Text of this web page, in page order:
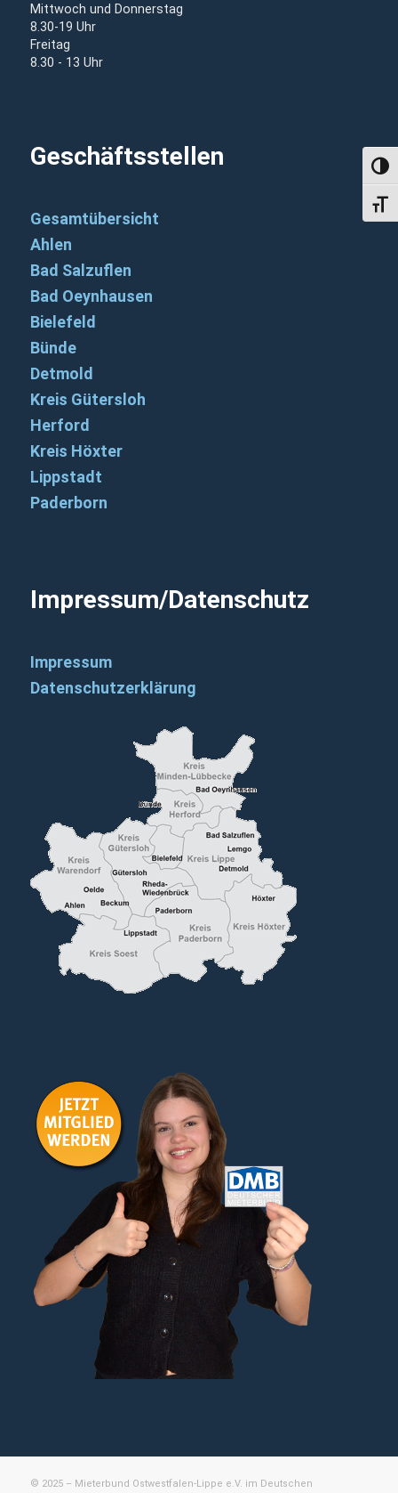
Mittwoch und Donnerstag
8.30-19 Uhr
Freitag
8.30 - 13 Uhr
Geschäftsstellen
Gesamtübersicht
Ahlen
Bad Salzuflen
Bad Oeynhausen
Bielefeld
Bünde
Detmold
Kreis Gütersloh
Herford
Kreis Höxter
Lippstadt
Paderborn
Impressum/Datenschutz
Impressum
Datenschutzerklärung
© 2025 – Mieterbund Ostwestfalen-Lippe e.V. im Deutschen